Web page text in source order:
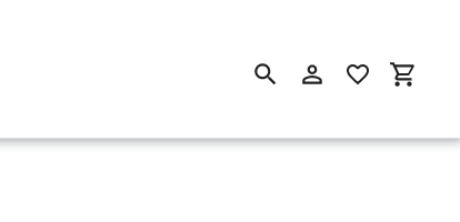
SuchenEinloggen